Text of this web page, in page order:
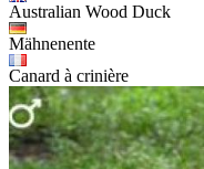
Australian Wood Duck
Mähnenente
Canard à crinière